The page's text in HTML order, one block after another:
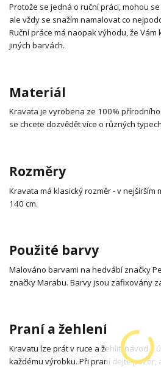
Protože se jedná o ruční práci, mohou
ale vždy se snažím namalovat co
Ruční práce má naopak výhodu, že
jiných barvách.
Materiál
Kravata je vyrobena ze 100%
se chcete dozvědět více o různých
Rozměry
Kravata má klasický rozměr - v nejširším
140 cm.
Použité barvy
Malováno barvami na hedvábí značky
značky Marabu. Barvy jsou zafixovány
Praní a žehlení
Kravatu lze prát v ruce a žehlit, návod k
každému výrobku. Při praní dejte pozor,